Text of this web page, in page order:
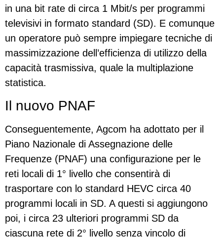
in una bit rate di circa 1 Mbit/s per programmi
televisivi in formato standard (SD). E comunque
un operatore può sempre impiegare tecniche di
massimizzazione dell’efficienza di utilizzo della
capacità trasmissiva, quale la multiplazione
statistica.
Il nuovo PNAF
Conseguentemente, Agcom ha adottato per il
Piano Nazionale di Assegnazione delle
Frequenze (PNAF) una configurazione per le
reti locali di 1° livello che consentirà di
trasportare con lo standard HEVC circa 40
programmi locali in SD. A questi si aggiungono
poi, i circa 23 ulteriori programmi SD da
ciascuna rete di 2° livello senza vincolo di